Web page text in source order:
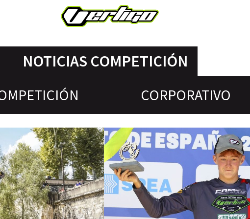
NOTICIAS COMPETICIÓN
CORPORATIVO